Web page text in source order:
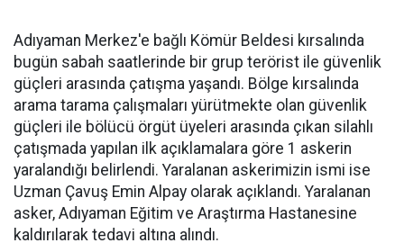
Adıyaman Merkez'e bağlı Kömür Beldesi kırsalında
bugün sabah saatlerinde bir grup terörist ile güvenlik
güçleri arasında çatışma yaşandı. Bölge kırsalında
arama tarama çalışmaları yürütmekte olan güvenlik
güçleri ile bölücü örgüt üyeleri arasında çıkan silahlı
çatışmada yapılan ilk açıklamalara göre 1 askerin
yaralandığı belirlendi. Yaralanan askerimizin ismi ise
Uzman Çavuş Emin Alpay olarak açıklandı. Yaralanan
asker, Adıyaman Eğitim ve Araştırma Hastanesine
kaldırılarak tedavi altına alındı.